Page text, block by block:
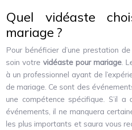
Quel vidéaste
mariage ?
Pour bénéficier d’une prestation
soin votre vidéaste pour mariage.
à un professionnel ayant de
de mariage. Ce sont des
une compétence spécifique. S’il
événements, il ne manquera
les plus importants et saura vous